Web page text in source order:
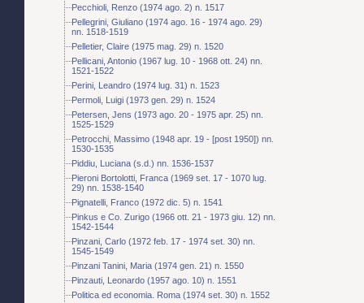
Pecchioli, Renzo (1974 ago. 2) n. 1517
Pellegrini, Giuliano (1974 ago. 16 - 1974 ago. 29)
nn. 1518-1519
Pelletier, Claire (1975 mag. 29) n. 1520
Pellicani, Antonio (1967 lug. 10 - 1968 ott. 24) nn.
1521-1522
Perini, Leandro (1974 lug. 31) n. 1523
Permoli, Luigi (1973 gen. 29) n. 1524
Petersen, Jens (1973 ago. 20 - 1975 apr. 25) nn.
1525-1529
Petrocchi, Massimo (1948 apr. 19 - [post 1950]) nn.
1530-1535
Piddiu, Luciana (s.d.) nn. 1536-1537
Pieroni Bortolotti, Franca (1969 set. 17 - 1070 lug.
29) nn. 1538-1540
Pignatelli, Franco (1972 dic. 5) n. 1541
Pinkus e Co. Zurigo (1966 ott. 21 - 1973 giu. 12) nn.
1542-1544
Pinzani, Carlo (1972 feb. 17 - 1974 set. 30) nn.
1545-1549
Pinzani Tanini, Maria (1974 gen. 21) n. 1550
Pinzauti, Leonardo (1957 ago. 10) n. 1551
Politica ed economia. Roma (1974 set. 30) n. 1552